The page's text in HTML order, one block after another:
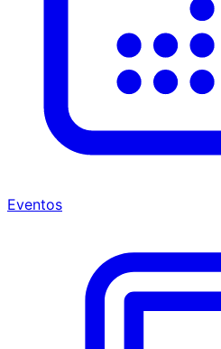
Eventos